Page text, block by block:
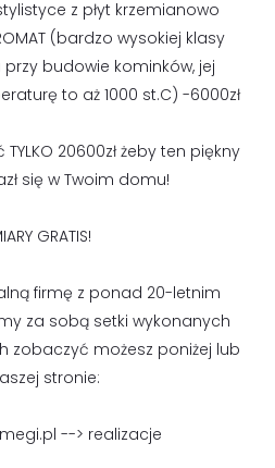
z płyt krzemianowo
(bardzo wysokiej klasy
budowie kominków, jej
to aż 1000 st.C) -6000zł
20600zł żeby ten piękny
się w Twoim domu!
GRATIS!
firmę z ponad 20-letnim
za sobą setki wykonanych
zobaczyć możesz poniżej lub
stronie:
--> realizacje